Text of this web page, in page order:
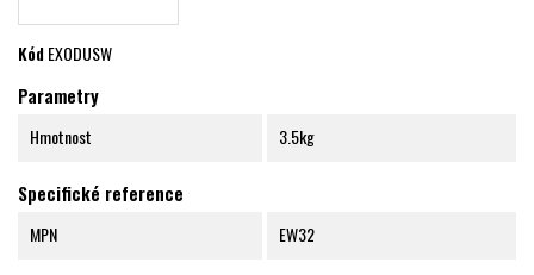
KódEXODUSW
Parametry
Hmotnost 3.5kg
Specifické reference
MPN EW32